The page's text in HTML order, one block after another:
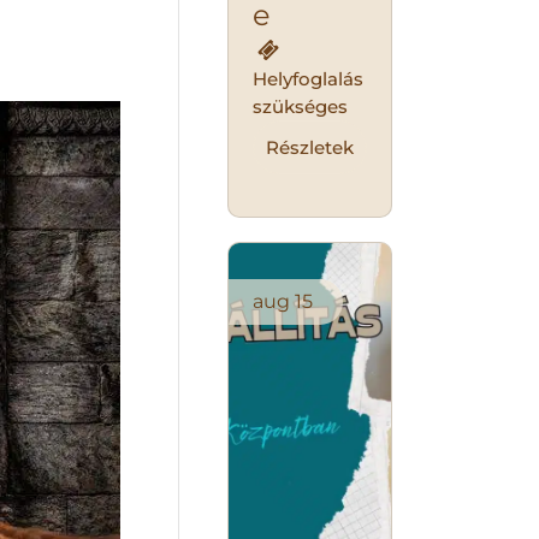
e
Helyfoglalás
szükséges
Részletek
aug 15